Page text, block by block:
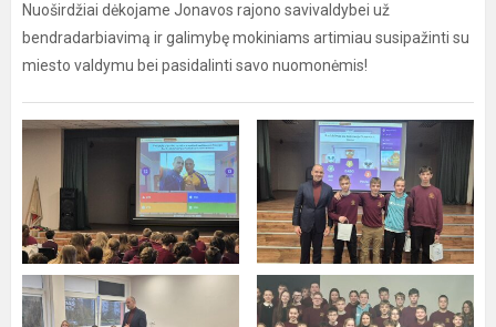
Nuoširdžiai dėkojame Jonavos rajono savivaldybei už
bendradarbiavimą ir galimybę mokiniams artimiau susipažinti su
miesto valdymu bei pasidalinti savo nuomonėmis!